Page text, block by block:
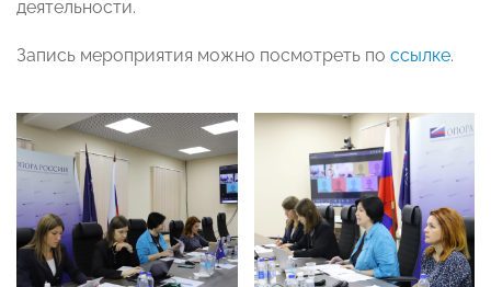
деятельности.
Запись мероприятия можно посмотреть по ссылке.